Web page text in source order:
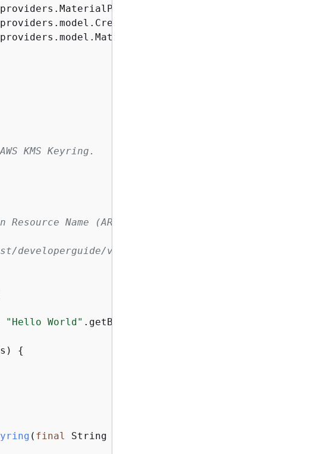
KMS Keyring.
Name (ARN) of your AWS KMS customer master
viewing-keys.html
"Hello World" .getBytes(StandardCharsets.UTF_8);
{
( final String keyArn)